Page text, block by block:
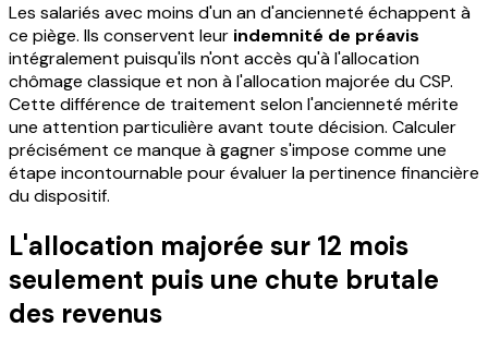
Les salariés avec moins d'un an d'ancienneté échappent à
ce piège. Ils conservent leur indemnité de préavis
intégralement puisqu'ils n'ont accès qu'à l'allocation
chômage classique et non à l'allocation majorée du CSP.
Cette différence de traitement selon l'ancienneté mérite
une attention particulière avant toute décision. Calculer
précisément ce manque à gagner s'impose comme une
étape incontournable pour évaluer la pertinence financière
du dispositif.
L'allocation majorée sur 12 mois
seulement puis une chute brutale
des revenus